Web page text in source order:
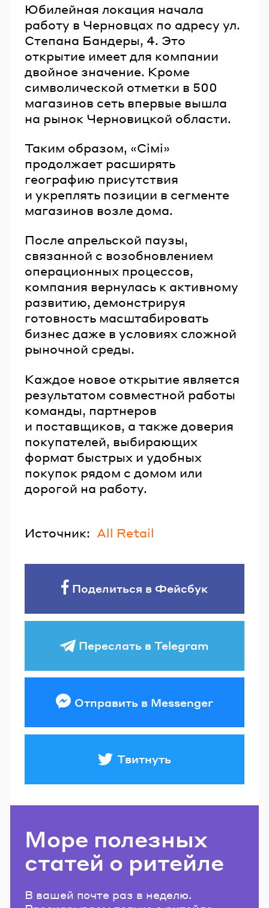
Юбилейная локация начала
работу в Черновцах по адресу ул.
Степана Бандеры, 4. Это
открытие имеет для компании
двойное значение. Кроме
символической отметки в 500
магазинов сеть впервые вышла
на рынок Черновицкой области.
Таким образом, «Сімі»
продолжает расширять
географию присутствия
и укреплять позиции в сегменте
магазинов возле дома.
После апрельской паузы,
связанной с возобновлением
операционных процессов,
компания вернулась к активному
развитию, демонстрируя
готовность масштабировать
бизнес даже в условиях сложной
рыночной среды.
Каждое новое открытие является
результатом совместной работы
команды, партнеров
и поставщиков, а также доверия
покупателей, выбирающих
формат быстрых и удобных
покупок рядом с домом или
дорогой на работу.
Источник: All Retail
Поделиться в Фейсбук
Переслать в Telegram
Отправить в Messenger
Твитнуть
Море полезных
статей о ритейле
В вашей почте раз в неделю.